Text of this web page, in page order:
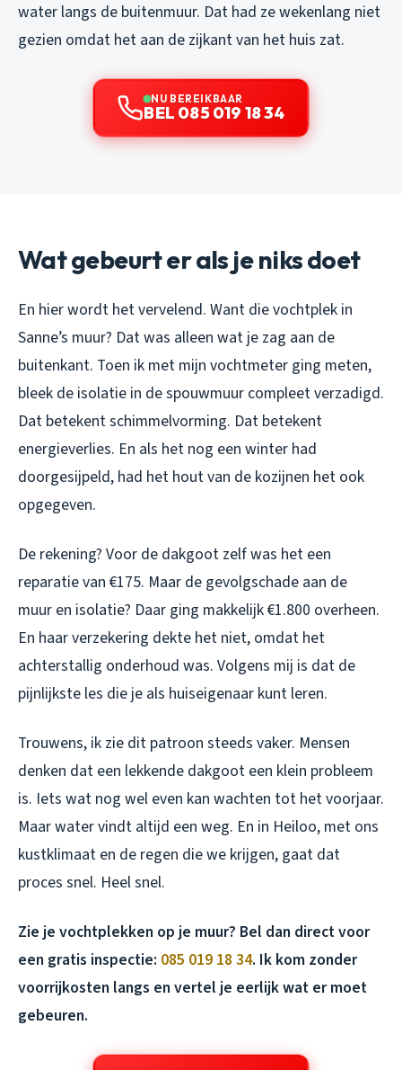
water langs de buitenmuur. Dat had ze wekenlang niet
gezien omdat het aan de zijkant van het huis zat.
NU BEREIKBAAR
BEL 085 019 18 34
Wat gebeurt er als je niks doet
En hier wordt het vervelend. Want die vochtplek in
Sanne’s muur? Dat was alleen wat je zag aan de
buitenkant. Toen ik met mijn vochtmeter ging meten,
bleek de isolatie in de spouwmuur compleet verzadigd.
Dat betekent schimmelvorming. Dat betekent
energieverlies. En als het nog een winter had
doorgesijpeld, had het hout van de kozijnen het ook
opgegeven.
De rekening? Voor de dakgoot zelf was het een
reparatie van €175. Maar de gevolgschade aan de
muur en isolatie? Daar ging makkelijk €1.800 overheen.
En haar verzekering dekte het niet, omdat het
achterstallig onderhoud was. Volgens mij is dat de
pijnlijkste les die je als huiseigenaar kunt leren.
Trouwens, ik zie dit patroon steeds vaker. Mensen
denken dat een lekkende dakgoot een klein probleem
is. Iets wat nog wel even kan wachten tot het voorjaar.
Maar water vindt altijd een weg. En in Heiloo, met ons
kustklimaat en de regen die we krijgen, gaat dat
proces snel. Heel snel.
Zie je vochtplekken op je muur? Bel dan direct voor
een gratis inspectie: 085 019 18 34. Ik kom zonder
voorrijkosten langs en vertel je eerlijk wat er moet
gebeuren.